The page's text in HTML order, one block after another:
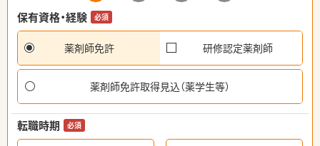
保有資格・経験
必須
薬剤師免許 研修認定薬剤師
薬剤師免許取得見込（薬学生等）
転職時期 必須